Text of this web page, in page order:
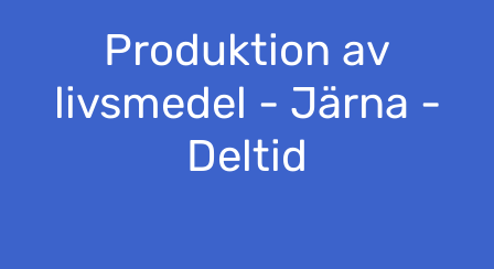
Produktion av
livsmedel - Järna -
Deltid